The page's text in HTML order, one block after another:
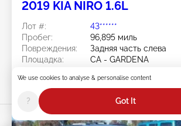
2019 KIA NIRO 1.6L
Лот #:
43******
Пробег:
96,895 миль
Повреждения:
Задняя часть слева
Площадка:
CA - GARDENA
We use cookies to analyse & personalise content
? Got It